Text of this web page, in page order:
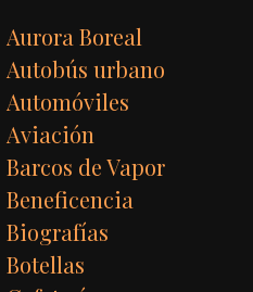
Aurora Boreal
Autobús urbano
Automóviles
Aviación
Barcos de Vapor
Beneficencia
Biografías
Botellas